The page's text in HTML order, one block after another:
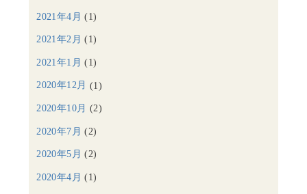
2021年4月 (1)
2021年2月 (1)
2021年1月 (1)
2020年12月 (1)
2020年10月 (2)
2020年7月 (2)
2020年5月 (2)
2020年4月 (1)